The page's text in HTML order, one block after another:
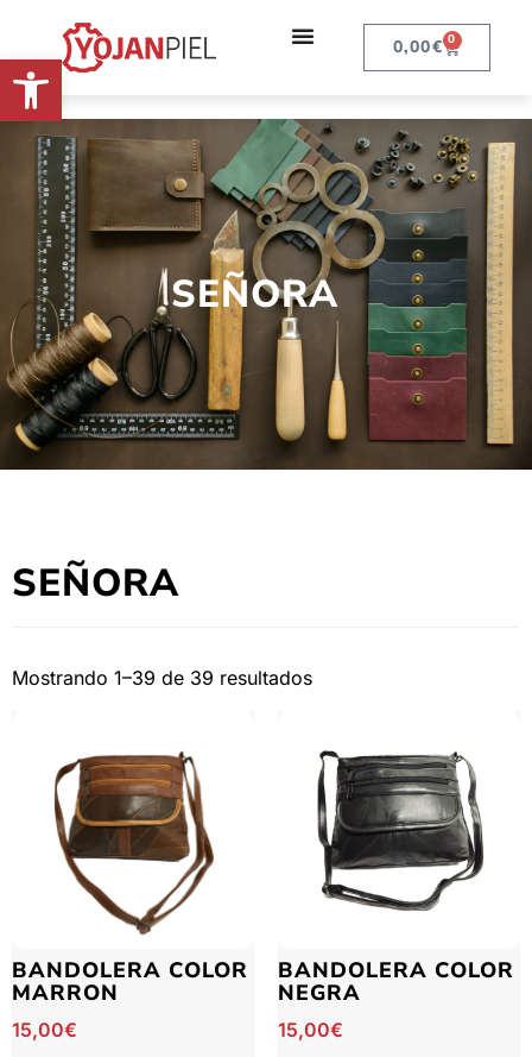
Abrir barra de herramientas 0,00€ 0
SEÑORA
SEÑORA
Mostrando 1–39 de 39 resultados
BANDOLERA COLOR
MARRON
15,00€
BANDOLERA COLOR
NEGRA
15,00€